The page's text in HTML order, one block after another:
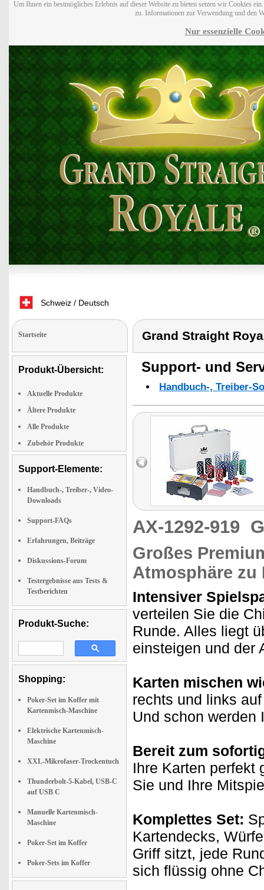
Um Ihnen ein bestmögliches Erlebnis auf dieser Website zu bieten setzen wir Cookies
zu. Informationen zur Verwendung und den
Nur essenzielle
Schweiz / Deutsch
Startseite
Produkt-Übersicht:
Aktuelle Produkte
Ältere Produkte
Alle Produkte
Zubehör Produkte
Support-Elemente:
Handbuch-, Treiber-, Video-
Downloads
Support-FAQs
Erfahrungen, Beiträge
Diskussions-Forum
Testergebnisse aus Tests &
Testberichten
Produkt-Suche:
Shopping:
Poker-Set im Koffer mit
Kartenmisch-Maschine
Elektrische Kartenmisch-
Maschine
XXL-Mikrofaser-Trockentuch
Thunderbolt-5-Kabel, USB-C
auf USB C
Manuelle Kartenmisch-
Maschine
Poker-Set im Koffer
Poker-Sets im Koffer
Grand Straight
Support- und
Handbuch-, Treiber-
AX-1292-919
Großes
Atmosphäre zu
Intensiver
verteilen Sie die
Runde. Alles liegt
einsteigen und der
Karten mischen
rechts und links
Und schon werden
Bereit zum
Ihre Karten perfekt
Sie und Ihre
Komplettes Set:
Kartendecks,
Griff sitzt, jede
sich flüssig ohne